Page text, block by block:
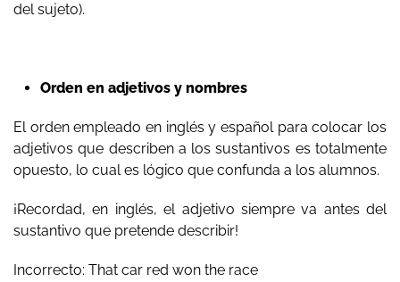
del sujeto).
Orden en adjetivos y nombres
El orden empleado en inglés y español para colocar los
adjetivos que describen a los sustantivos es totalmente
opuesto, lo cual es lógico que confunda a los alumnos.
¡Recordad, en inglés, el adjetivo siempre va antes del
sustantivo que pretende describir!
Incorrecto: That car red won the race